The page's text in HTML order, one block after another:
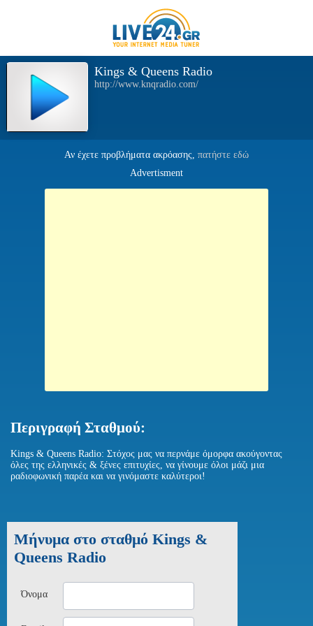
Kings & Queens Radio
http://www.knqradio.com/
Αν έχετε προβλήματα ακρόασης, πατήστε εδώ
Advertisment
Περιγραφή Σταθμού:
Kings & Queens Radio: Στόχος μας να περνάμε όμορφα ακούγοντας
όλες της ελληνικές & ξένες επιτυχίες, να γίνουμε όλοι μάζι μια
ραδιοφωνική παρέα και να γινόμαστε καλύτεροι!
Μήνυμα στο σταθμό Kings &
Queens Radio
Όνομα